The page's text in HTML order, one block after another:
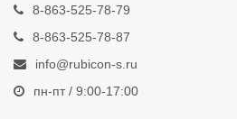
8-863-525-78-79
8-863-525-78-87
info@rubicon-s.ru
пн-пт / 9:00-17:00